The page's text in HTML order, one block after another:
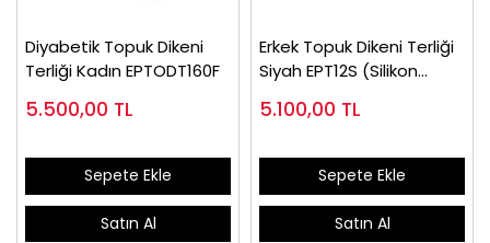
Diyabetik Topuk Dikeni
Terliği Kadın EPTODT160F
5.500,00 TL
Sepete Ekle
Satın Al
Erkek Topuk Dikeni Terliği
Siyah EPT12S (Silikon
5.100,00 TL
Sepete Ekle
Satın Al